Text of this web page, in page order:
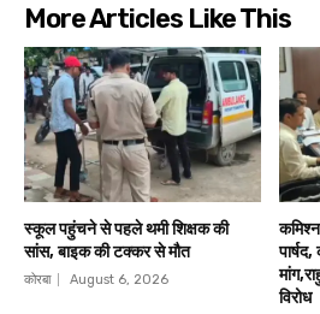
More Articles Like This
स्कूल पहुंचने से पहले थमी शिक्षक की
सांस, बाइक की टक्कर से मौत
कोरबा August 6, 2026
विरोध